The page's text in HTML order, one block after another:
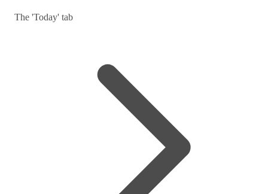
The 'Today' tab